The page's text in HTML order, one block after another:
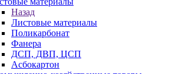
Назад
Листовые материалы
Поликарбонат
Фанера
ДСП, ДВП, ЦСП
Асбокартон